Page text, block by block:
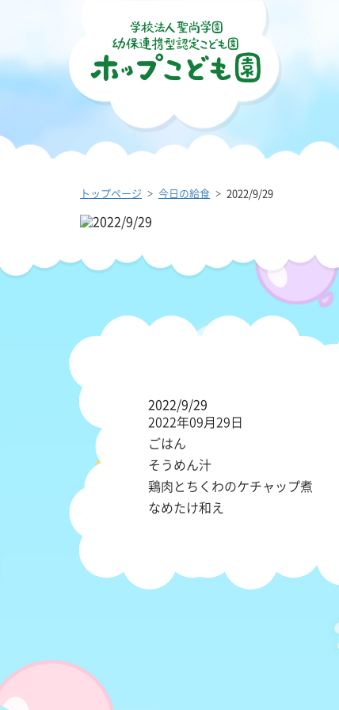
トップページ 今日の給食 2022/9/29
2022/9/29
2022年09月29日
ごはん
そうめん汁
鶏肉とちくわのケチャップ煮
なめたけ和え